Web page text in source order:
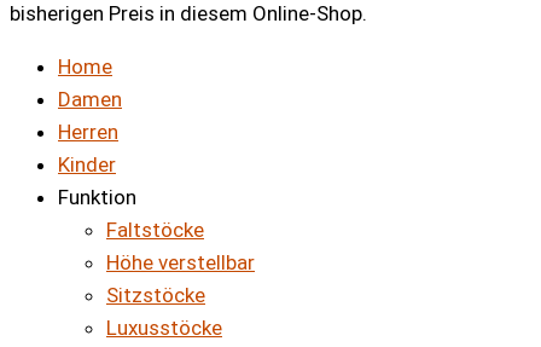
bisherigen Preis in diesem Online-Shop.
Home
Damen
Herren
Kinder
Funktion
Faltstöcke
Höhe verstellbar
Sitzstöcke
Luxusstöcke